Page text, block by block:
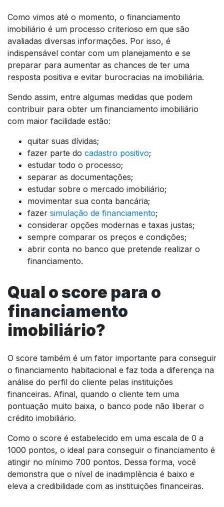
Como vimos até o momento, o financiamento
imobiliário é um processo criterioso em que são
avaliadas diversas informações. Por isso, é
indispensável contar com um planejamento e se
preparar para aumentar as chances de ter uma
resposta positiva e evitar burocracias na imobiliária.
Sendo assim, entre algumas medidas que podem
contribuir para obter um financiamento imobiliário
com maior facilidade estão:
quitar suas dívidas;
fazer parte do cadastro positivo;
estudar todo o processo;
separar as documentações;
estudar sobre o mercado imobiliário;
movimentar sua conta bancária;
fazer simulação de financiamento;
considerar opções modernas e taxas justas;
sempre comparar os preços e condições;
abrir conta no banco que pretende realizar o
financiamento.
Qual o score para o
financiamento
imobiliário?
O score também é um fator importante para conseguir
o financiamento habitacional e faz toda a diferença na
análise do perfil do cliente pelas instituições
financeiras. Afinal, quando o cliente tem uma
pontuação muito baixa, o banco pode não liberar o
crédito imobiliário.
Como o score é estabelecido em uma escala de 0 a
1000 pontos, o ideal para conseguir o financiamento é
atingir no mínimo 700 pontos. Dessa forma, você
demonstra que o nível de inadimplência é baixo e
eleva a credibilidade com as instituições financeiras.